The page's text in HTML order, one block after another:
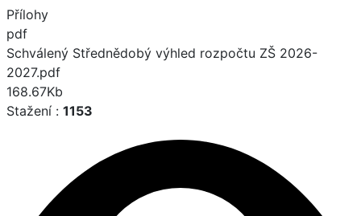
Přílohy
pdf
Schválený Střednědobý výhled rozpočtu ZŠ 2026-
2027.pdf
168.67Kb
Stažení : 1153